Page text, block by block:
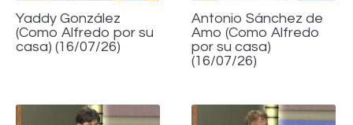
Yaddy González
(Como Alfredo por su
casa) (16/07/26)
Antonio Sánchez de
Amo (Como Alfredo
por su casa)
(16/07/26)